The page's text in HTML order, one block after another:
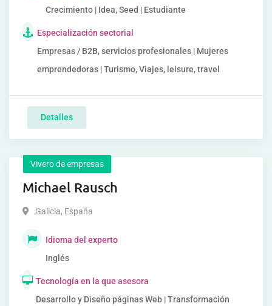
Crecimiento | Idea, Seed | Estudiante
Especialización sectorial
Empresas / B2B, servicios profesionales | Mujeres
emprendedoras | Turismo, Viajes, leisure, travel
Detalles
Vivero de empresas
Michael Rausch
Galicia, España
Idioma del experto
Inglés
Tecnología en la que asesora
Desarrollo y Diseño páginas Web | Transformación